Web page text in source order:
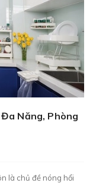
Năng, Phòng
là chủ đề nóng hổi